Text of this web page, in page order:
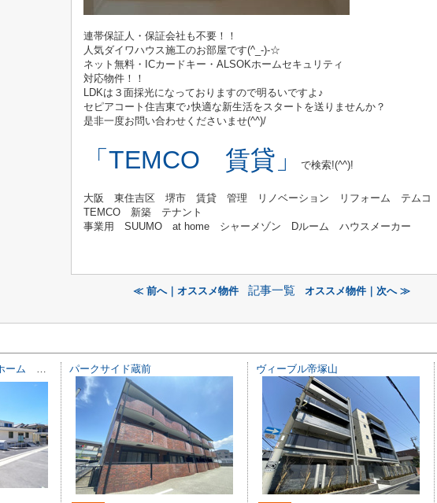
連帯保証人・保証会社も不要！！
人気ダイワハウス施工のお部屋です(^_-)-☆
ネット無料・ICカードキー・ALSOKホームセキュリティ
対応物件！！
LDKは３面採光になっておりますので明るいですよ♪
セピアコート住吉東で♪快適な新生活をスタートを送りませんか？
是非一度お問い合わせくださいませ(^^)/
「TEMCO 賃貸」 で検索!(^^)!
大阪 東住吉区 堺市 賃貸 管理 リノベーション リフォーム テムコ
TEMCO 新築 テナント
事業用 SUUMO at home シャーメゾン Dルーム ハウスメーカー
≪ 前へ｜オススメ物件 記事一覧 オススメ物件｜次へ ≫
枚方市 住宅型有料老人ホーム 一棟貸し パークサイド蔵前 ヴィーブル帝塚山